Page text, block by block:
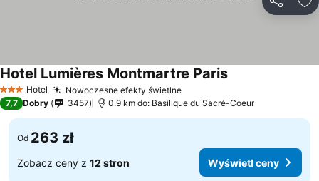
3 Kategoria
Hotel Nowoczesne efekty świetlne
Hotel Lumières Montmartre Paris
7,7 Dobry 3457 0.9 km do: Basilique du Sacré-Coeur
Od 263 zł
Zobacz ceny z 12 stron Wyświetl ceny